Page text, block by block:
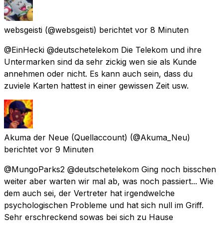
websgeisti (@websgeisti) berichtet vor 8 Minuten
@EinHecki @deutschetelekom Die Telekom und ihre
Untermarken sind da sehr zickig wen sie als Kunde
annehmen oder nicht. Es kann auch sein, dass du
zuviele Karten hattest in einer gewissen Zeit usw.
Akuma der Neue (Quellaccount) (@Akuma_Neu)
berichtet vor 9 Minuten
@MungoParks2 @deutschetelekom Ging noch bisschen
weiter aber warten wir mal ab, was noch passiert... Wie
dem auch sei, der Vertreter hat irgendwelche
psychologischen Probleme und hat sich null im Griff.
Sehr erschreckend sowas bei sich zu Hause